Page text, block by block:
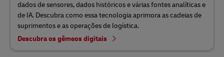
dados de sensores, dados históricos e várias fontes analíticas e
de IA. Descubra como essa tecnologia aprimora as cadeias de
suprimentos e as operações de logística.
Descubra os gêmeos digitais